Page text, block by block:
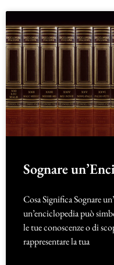
Sognare
Cosa Significa Sognare
un’enciclopedia può
le tue conoscenze o di
rappresentare la tua